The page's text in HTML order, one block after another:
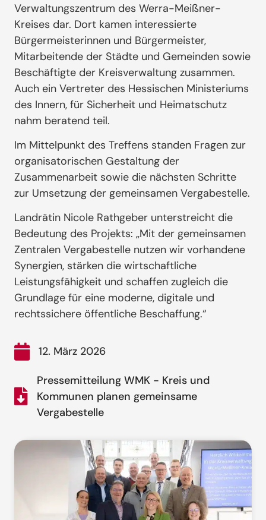
Verwaltungszentrum des Werra-Meißner-
Kreises dar. Dort kamen interessierte
Bürgermeisterinnen und Bürgermeister,
Mitarbeitende der Städte und Gemeinden sowie
Beschäftigte der Kreisverwaltung zusammen.
Auch ein Vertreter des Hessischen Ministeriums
des Innern, für Sicherheit und Heimatschutz
nahm beratend teil.
Im Mittelpunkt des Treffens standen Fragen zur
organisatorischen Gestaltung der
Zusammenarbeit sowie die nächsten Schritte
zur Umsetzung der gemeinsamen Vergabestelle.
Landrätin Nicole Rathgeber unterstreicht die
Bedeutung des Projekts: „Mit der gemeinsamen
Zentralen Vergabestelle nutzen wir vorhandene
Synergien, stärken die wirtschaftliche
Leistungsfähigkeit und schaffen zugleich die
Grundlage für eine moderne, digitale und
rechtssichere öffentliche Beschaffung.“
12. März 2026
Pressemitteilung WMK - Kreis und
Kommunen planen gemeinsame
Vergabestelle